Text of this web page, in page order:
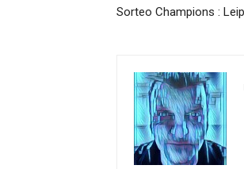
Sorteo Champions :